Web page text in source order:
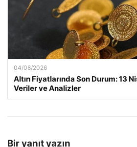
04/08/2026
Altın Fiyatlarında Son Durum: 13
Veriler ve Analizler
Bir yanıt yazın